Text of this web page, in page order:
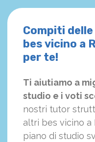
Compiti
bes vicino a
per te!
Ti aiutiamo a
studio e i voti
nostri tutor
altri bes vicino a
piano di studio